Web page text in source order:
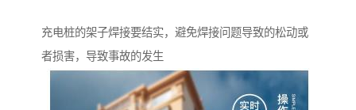
充电桩的架子焊接要结实，避免焊接问题导致的松动或
者损害，导致事故的发生